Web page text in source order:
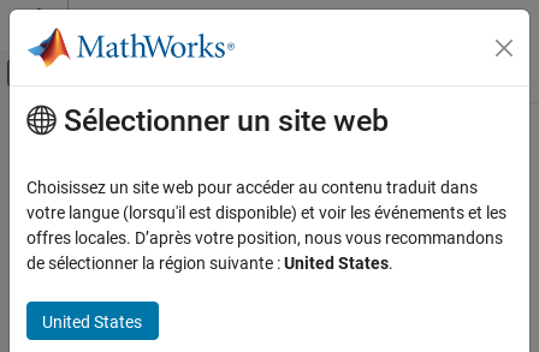
Passer au contenu
Activer/désactiver l'affichage du menu
Accueil de la documentation
Contenu principal
How useful was this information?
Sélectionner un site web
Choisissez un site web pour accéder au contenu traduit dans
votre langue (lorsqu'il est disponible) et voir les événements et les
offres locales. D’après votre position, nous vous recommandons
de sélectionner la région suivante :United States.
United States